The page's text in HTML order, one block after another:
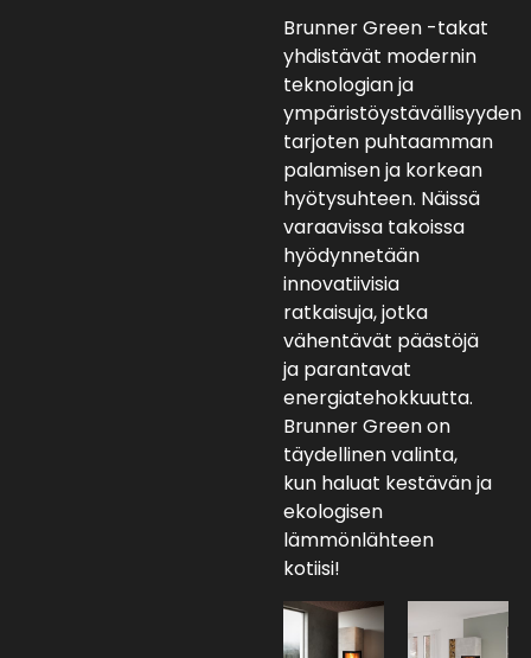
Brunner Green -takat
yhdistävät modernin
teknologian ja
ympäristöystävällisyyden
tarjoten puhtaamman
palamisen ja korkean
hyötysuhteen. Näissä
varaavissa takoissa
hyödynnetään
innovatiivisia
ratkaisuja, jotka
vähentävät päästöjä
ja parantavat
energiatehokkuutta.
Brunner Green on
täydellinen valinta,
kun haluat kestävän ja
ekologisen
lämmönlähteen
kotiisi!